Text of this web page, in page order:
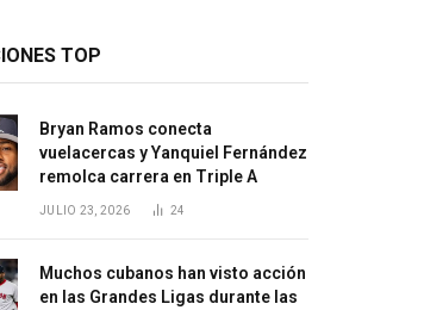
TOP
Bryan Ramos conecta
vuelacercas y Yanquiel Fernández
remolca carrera en Triple A
JULIO 23, 2026 24
Muchos cubanos han visto acción
en las Grandes Ligas durante las